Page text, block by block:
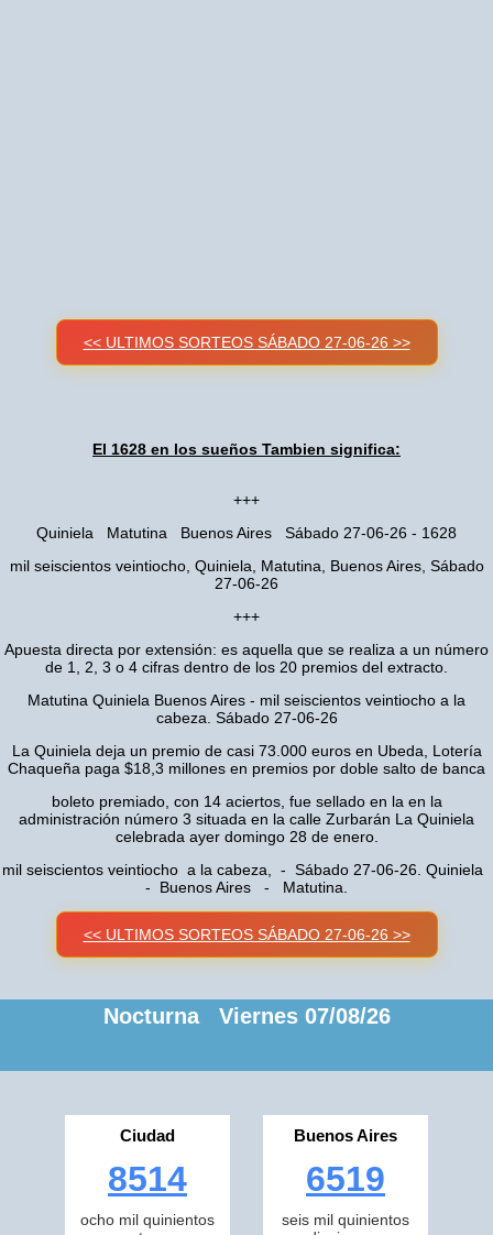
<< ULTIMOS SORTEOS SÁBADO 27-06-26 >>
El 1628 en los sueños Tambien significa:
+++
Quiniela Matutina Buenos Aires Sábado 27-06-26 - 1628
mil seiscientos veintiocho, Quiniela, Matutina, Buenos Aires, Sábado
27-06-26
+++
Apuesta directa por extensión: es aquella que se realiza a un número
de 1, 2, 3 o 4 cifras dentro de los 20 premios del extracto.
Matutina Quiniela Buenos Aires - mil seiscientos veintiocho a la
cabeza. Sábado 27-06-26
La Quiniela deja un premio de casi 73.000 euros en Ubeda, Lotería
Chaqueña paga $18,3 millones en premios por doble salto de banca
boleto premiado, con 14 aciertos, fue sellado en la en la
administración número 3 situada en la calle Zurbarán La Quiniela
celebrada ayer domingo 28 de enero.
mil seiscientos veintiocho a la cabeza, - Sábado 27-06-26. Quiniela
- Buenos Aires - Matutina.
<< ULTIMOS SORTEOS SÁBADO 27-06-26 >>
Nocturna Viernes 07/08/26
Ciudad
8514
ocho mil quinientos
Buenos Aires
6519
seis mil quinientos